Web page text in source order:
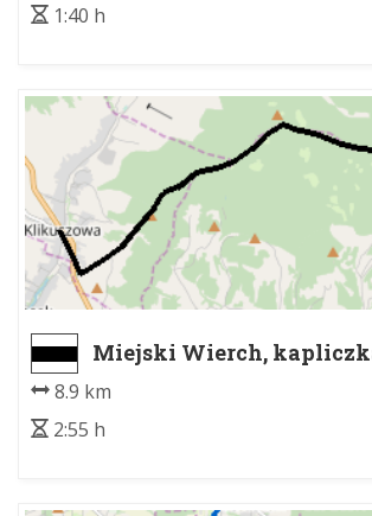
1:40 h
Miejski Wierch,
myśliwych - Klikuszowa
8.9 km
2:55 h